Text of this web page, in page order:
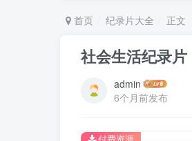
首页 纪录片大全 正文
社会生活纪录
admin
6个月前发布